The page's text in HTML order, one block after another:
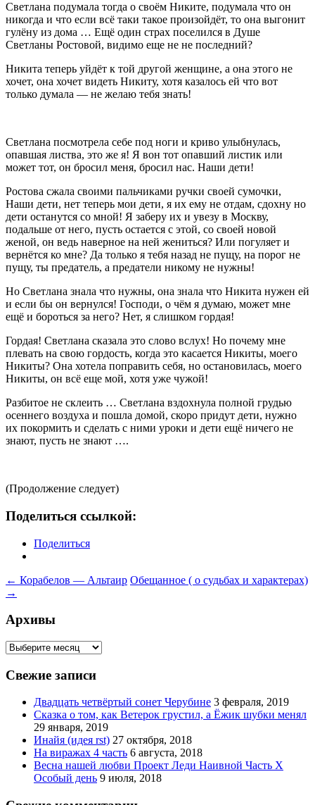
Светлана подумала тогда о своём Никите, подумала что он
никогда и что если всё таки такое произойдёт, то она выгонит
гулёну из дома … Ещё один страх поселился в Душе
Светланы Ростовой, видимо еще не не последний?
Никита теперь уйдёт к той другой женщине, а она этого не
хочет, она хочет видеть Никиту, хотя казалось ей что вот
только думала — не желаю тебя знать!
Светлана посмотрела себе под ноги и криво улыбнулась,
опавшая листва, это же я! Я вон тот опавший листик или
может тот, он бросил меня, бросил нас. Наши дети!
Ростова сжала своими пальчиками ручки своей сумочки,
Наши дети, нет теперь мои дети, я их ему не отдам, сдохну но
дети останутся со мной! Я заберу их и увезу в Москву,
подальше от него, пусть остается с этой, со своей новой
женой, он ведь наверное на ней жениться? Или погуляет и
вернётся ко мне? Да только я тебя назад не пущу, на порог не
пущу, ты предатель, а предатели никому не нужны!
Но Светлана знала что нужны, она знала что Никита нужен ей
и если бы он вернулся! Господи, о чём я думаю, может мне
ещё и бороться за него? Нет, я слишком гордая!
Гордая! Светлана сказала это слово вслух! Но почему мне
плевать на свою гордость, когда это касается Никиты, моего
Никиты? Она хотела поправить себя, но остановилась, моего
Никиты, он всё еще мой, хотя уже чужой!
Разбитое не склеить … Светлана вздохнула полной грудью
осеннего воздуха и пошла домой, скоро придут дети, нужно
их покормить и сделать с ними уроки и дети ещё ничего не
знают, пусть не знают ….
(Продолжение следует)
Поделиться ссылкой:
Поделиться
Навигация
по
записям
← Корабелов — Альтаир Обещанное ( о судьбах и характерах)
→
Архивы
Архивы
Свежие записи
Двадцать четвёртый сонет Черубине 3 февраля, 2019
Сказка о том, как Ветерок грустил, а Ёжик шубки менял
29 января, 2019
Инайя (идея rst) 27 октября, 2018
На виражах 4 часть 6 августа, 2018
Весна нашей любви Проект Леди Наивной Часть Х
Особый день 9 июля, 2018